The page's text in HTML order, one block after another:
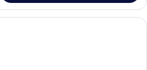
Suite, 2 kamar tidur | Area keluarga |